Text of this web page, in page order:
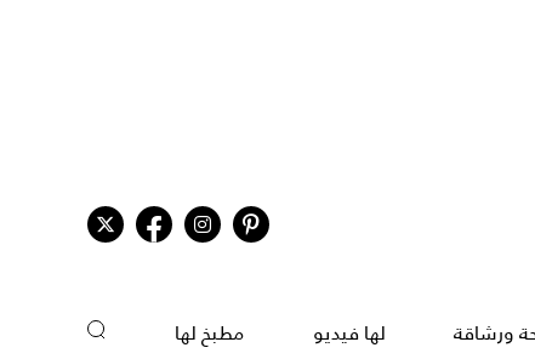
ورشاقة لها فيديو مطبخ لها